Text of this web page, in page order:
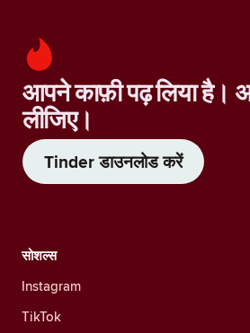
आपने काफ़ी पढ़ लिया है।
लीजिए।
Tinder डाउनलोड करें
सोशल्स
Instagram
TikTok